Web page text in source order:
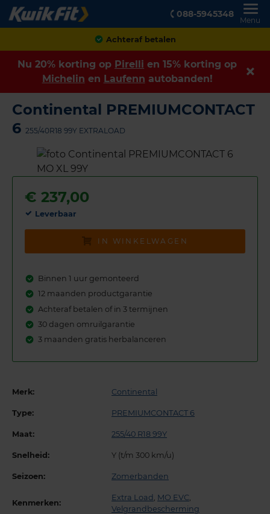
088-5945348
Menu
Achteraf betalen
Nu 20% korting op Pirelli en 15% korting op
Michelin en Laufenn autobanden!
Continental PREMIUMCONTACT
6 255/40R18 99Y EXTRALOAD
€ 237,00
Leverbaar
IN WINKELWAGEN
Binnen 1 uur gemonteerd
12 maanden productgarantie
Achteraf betalen of in 3 termijnen
30 dagen omruilgarantie
3 maanden gratis herbalanceren
Merk: Continental
Type: PREMIUMCONTACT 6
Maat: 255/40 R18 99Y
Snelheid: Y (t/m 300 km/u)
Seizoen: Zomerbanden
Kenmerken:
Extra Load MO EVC
Velgrandbescherming